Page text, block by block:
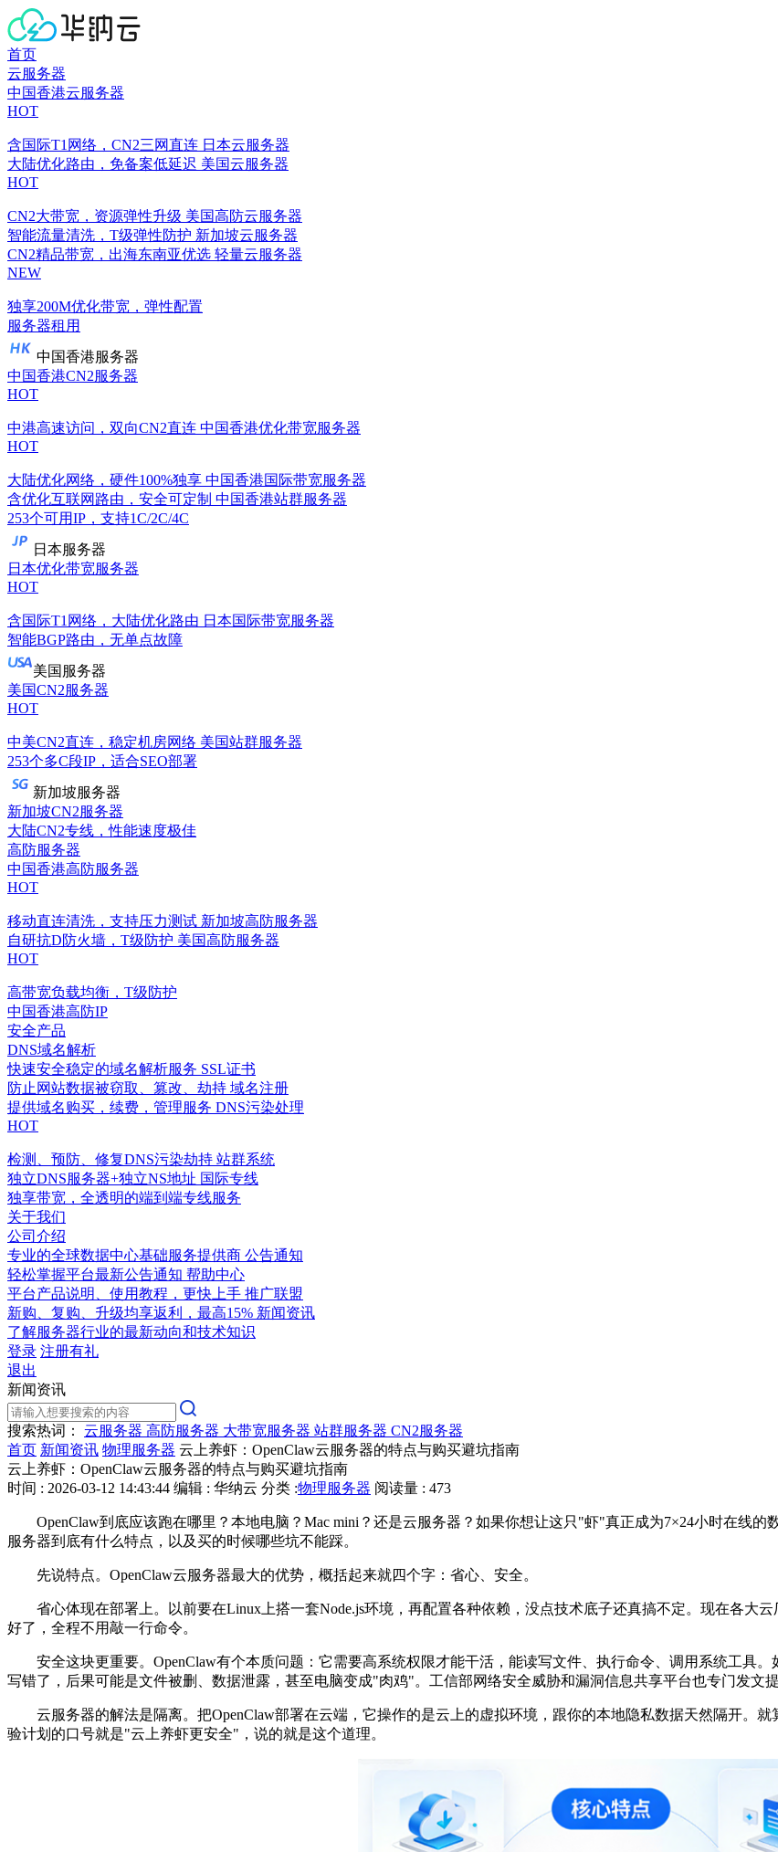
首页
云服务器
中国香港云服务器
HOT
含国际T1网络，CN2三网直连 日本云服务器
大陆优化路由，免备案低延迟 美国云服务器
HOT
CN2大带宽，资源弹性升级 美国高防云服务器
智能流量清洗，T级弹性防护 新加坡云服务器
CN2精品带宽，出海东南亚优选 轻量云服务器
NEW
独享200M优化带宽，弹性配置
服务器租用
中国香港服务器
中国香港CN2服务器
HOT
中港高速访问，双向CN2直连 中国香港优化带宽服务器
HOT
大陆优化网络，硬件100%独享 中国香港国际带宽服务器
含优化互联网路由，安全可定制 中国香港站群服务器
253个可用IP，支持1C/2C/4C
日本服务器
日本优化带宽服务器
HOT
含国际T1网络，大陆优化路由 日本国际带宽服务器
智能BGP路由，无单点故障
美国服务器
美国CN2服务器
HOT
中美CN2直连，稳定机房网络 美国站群服务器
253个多C段IP，适合SEO部署
新加坡服务器
新加坡CN2服务器
大陆CN2专线，性能速度极佳
高防服务器
中国香港高防服务器
HOT
移动直连清洗，支持压力测试 新加坡高防服务器
自研抗D防火墙，T级防护 美国高防服务器
HOT
高带宽负载均衡，T级防护
中国香港高防IP
安全产品
DNS域名解析
快速安全稳定的域名解析服务 SSL证书
防止网站数据被窃取、篡改、劫持 域名注册
提供域名购买，续费，管理服务 DNS污染处理
HOT
检测、预防、修复DNS污染劫持 站群系统
独立DNS服务器+独立NS地址 国际专线
独享带宽，全透明的端到端专线服务
关于我们
公司介绍
专业的全球数据中心基础服务提供商 公告通知
轻松掌握平台最新公告通知 帮助中心
平台产品说明、使用教程，更快上手 推广联盟
新购、复购、升级均享返利，最高15% 新闻资讯
了解服务器行业的最新动向和技术知识
登录 注册有礼
退出
新闻资讯
搜索热词： 云服务器 高防服务器 大带宽服务器 站群服务器 CN2服务器
首页 新闻资讯 物理服务器 云上养虾：OpenClaw云服务器的特点与购买避坑指南
云上养虾：OpenClaw云服务器的特点与购买避坑指南
时间 : 2026-03-12 14:43:44 编辑 : 华纳云 分类 :物理服务器 阅读量 : 473
OpenClaw到底应该跑在哪里？本地电脑？ Mac mini ？还是云服务器？如果你想让这只 "虾"真正成为7×24小时在线的
服务器到底有什么特点，以及买的时候哪些坑不能踩。
先说特点。 OpenClaw云服务器最大的优势，概括起来就四个字：省心、安全。
省心体现在部署上。以前要在Linux 上搭一套Node.js环境，再配置各种依赖，没点技术底子还真搞不定。现在各大云
好了，全程不用敲一行命令。
安全这块更重要。 OpenClaw有个本质问题：它需要高系统权限才能干活，能读写文件、执行命令、调用系统工具
写错了，后果可能是文件被删、数据泄露，甚至电脑变成"肉鸡"。工信部网络安全威胁和漏洞信息共享平台也专门发文
云服务器的解法是隔离。把OpenClaw部署在云端，它操作的是云上的虚拟环境，跟你的本地隐私数据天然隔开。就
验计划的口号就是"云上养虾更安全" ，说的就是这个道理。